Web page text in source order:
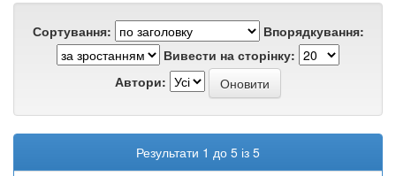
Сортування:
Впорядкування:
Вивести на сторінку:
Автори:
Результати 1 до 5 із 5